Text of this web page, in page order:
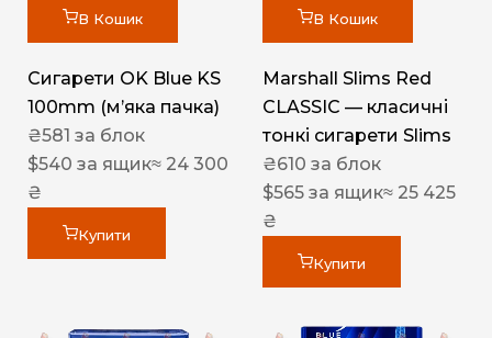
В Кошик
Сигарети OK Blue KS
100mm (м’яка пачка)
₴581 за блок
$540 за ящик≈ 24 300
₴
Купити
В Кошик
Marshall Slims Red
CLASSIC — класичні
тонкі сигарети Slims
₴610 за блок
$565 за ящик≈ 25 425
₴
Купити